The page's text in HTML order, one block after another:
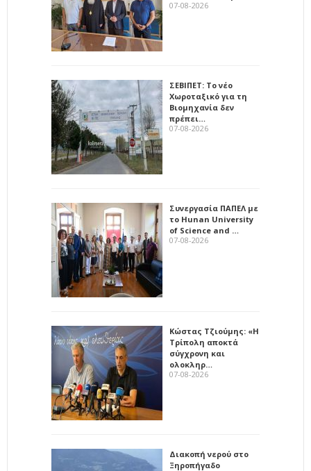
07-08-2026
ΣΕΒΙΠΕΤ: Το νέο
Χωροταξικό για τη
Βιομηχανία δεν
πρέπει…
07-08-2026
Συνεργασία ΠΑΠΕΛ με
το Hunan University
of Science and …
07-08-2026
Κώστας Τζιούμης: «Η
Τρίπολη αποκτά
σύγχρονη και
ολοκληρ…
07-08-2026
Διακοπή νερού στο
Ξηροπήγαδο